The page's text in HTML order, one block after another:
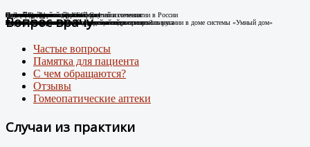
Случай Вай-фай
Человек-антенна. Случай излечения.
Я не могу дышать без телефона!
Случай из практики
Новые препараты цифровой эры
Появились случаи плохого самочувствия при использовании в доме системы «Умный дом»
Лечение цифровой зависимости
про игровую зависимость у детей и подростков
К Дню гомеопатии: факты о развитии гомеопатии в России
Остеоартроз.
Случай из практики.
Соли Шюсслера
Какими гомеопатическими средствами что лечить?
Склероатрофический лихен. Случай излечения
Лечение Крауроза вульвы гомеопатией
Случай диабета
Лечение гомеопатией
Новый штамм ковида ХЕС.
Внимание: пришел новый вирусный штамм коронавируса
Вопрос врачу
Частые вопросы
Памятка для пациента
С чем обращаются?
Отзывы
Гомеопатические аптеки
Случаи из практики